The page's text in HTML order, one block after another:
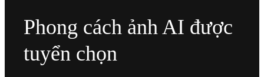
Phong cách ảnh AI được
tuyển chọn